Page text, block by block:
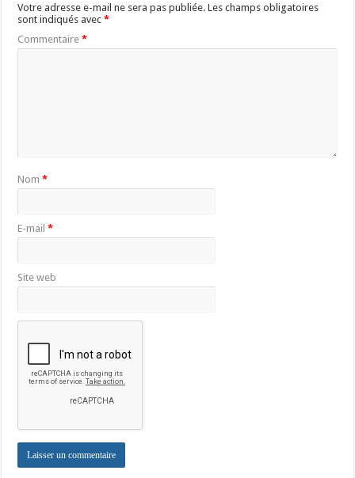
Votre adresse e-mail ne sera pas publiée. Les champs obligatoires
sont indiqués avec*
Commentaire*
Nom*
E-mail*
Site web